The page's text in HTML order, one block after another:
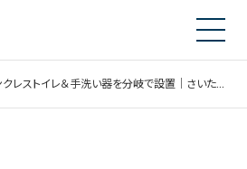
レストイレ＆手洗い器を分岐で設置｜さいたま市